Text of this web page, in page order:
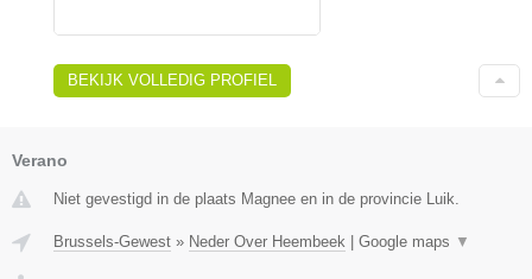
BEKIJK VOLLEDIG PROFIEL
Verano
Niet gevestigd in de plaats Magnee en in de provincie Luik.
Brussels-Gewest » Neder Over Heembeek Google maps ▼